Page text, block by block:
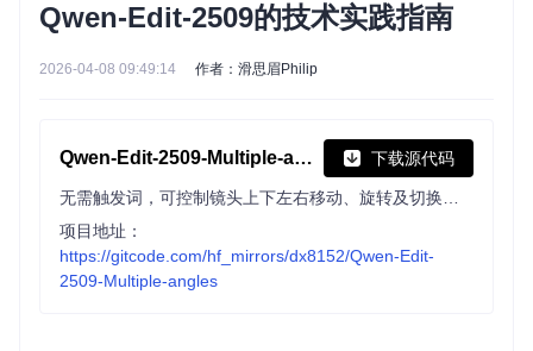
Qwen-Edit-2509的技术实践指南
2026-04-08 09:49:14 作者：滑思眉Philip
Qwen-Edit-2509-Multiple-angles 下载源代码
项目地址：
https://gitcode.com/hf_mirrors/dx8152/Qwen-Edit-
2509-Multiple-angles